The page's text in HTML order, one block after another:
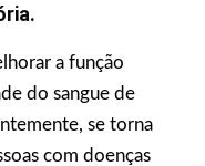
a função
do sangue de
se torna
com doenças